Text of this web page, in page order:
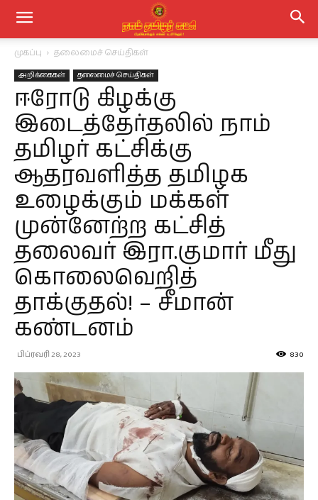
முகப்பு தலைமைச் செய்திகள்
அறிக்கைகள் தலைமைச் செய்திகள்
ஈரோடு கிழக்கு
இடைத்தேர்தலில் நாம்
தமிழர் கட்சிக்கு
ஆதரவளித்த தமிழக
உழைக்கும் மக்கள்
முன்னேற்ற கட்சித்
தலைவர் இரா.குமார் மீது
கொலைவெறித்
தாக்குதல்! – சீமான்
கண்டனம்
பிப்ரவரி 28, 2023 830